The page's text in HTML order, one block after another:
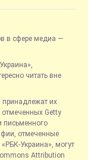
в сфере медиа —
читать вне
принадлежат их
Getty
письменного
отмеченные
Украина», могут
Attribution